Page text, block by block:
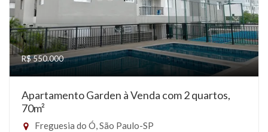
R$ 550.000
Apartamento Garden à Venda com 2 quartos,
70m²
Freguesia do Ó, São Paulo-SP